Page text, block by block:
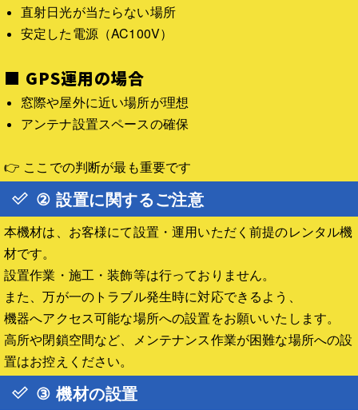
直射日光が当たらない場所
安定した電源（AC100V）
■ GPS運用の場合
窓際や屋外に近い場所が理想
アンテナ設置スペースの確保
👉 ここでの判断が最も重要です
② 設置に関するご注意
本機材は、お客様にて設置・運用いただく前提のレンタル機
材です。
設置作業・施工・装飾等は行っておりません。
また、万が一のトラブル発生時に対応できるよう、
機器へアクセス可能な場所への設置をお願いいたします。
高所や閉鎖空間など、メンテナンス作業が困難な場所への設
置はお控えください。
③ 機材の設置